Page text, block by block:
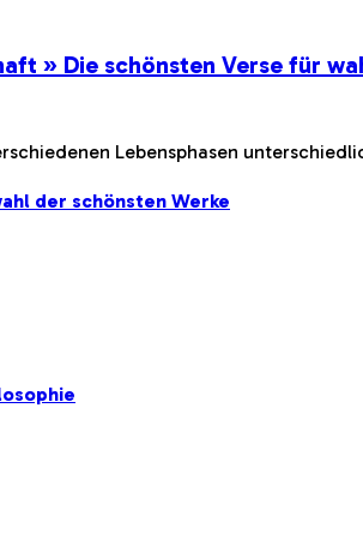
» Die schönsten Verse für
Lebensphasen
der schönsten Werke